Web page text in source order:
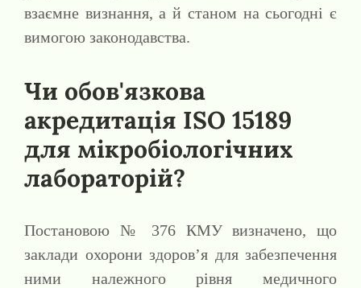
взаємне визнання, а й станом на сьогодні є
вимогою законодавства.
Чи обов'язкова
акредитація ISO 15189
для мікробіологічних
лабораторій?
Постановою № 376 КМУ визначено, що
заклади охорони здоров’я для забезпечення
ними належного рівня медичного